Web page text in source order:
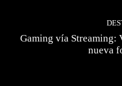
Gaming vía Streaming:
nueva